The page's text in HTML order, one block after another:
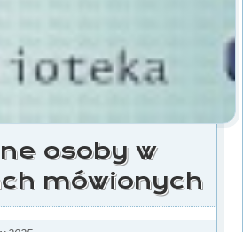
osoby w
mówionych